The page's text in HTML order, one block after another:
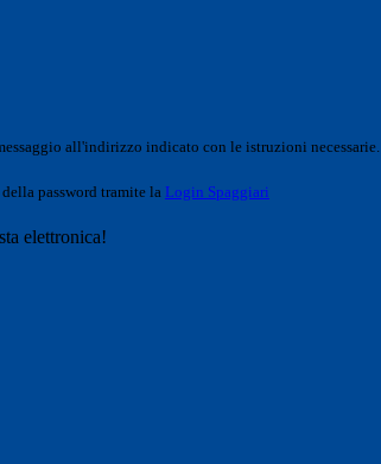
all'indirizzo indicato con le istruzioni necessarie.
password tramite la Login Spaggiari
elettronica!